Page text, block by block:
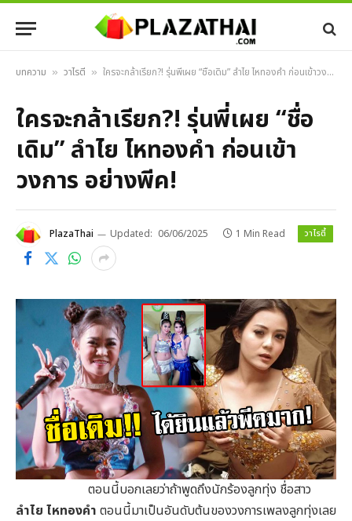
บทความ » วาไรตี้ » ใครจะกล้าเรียก?! รุ่นพี่เผย “ชื่อเดิม” ลำไย ไหทองคำ ก่อนเข้าวงการ อย่างพีค!
ใครจะกล้าเรียก?! รุ่นพี่เผย “ชื่อ
เดิม” ลำไย ไหทองคำ ก่อนเข้า
วงการ อย่างพีค!
PlazaThai Updated: 06/06/2025 1 Min Read วาไรตี้
ตอนนี้บอกเลยว่าถ้าพูดถึงนักร้องลูกทุ่ง ชื่อสาว
ลำไย ไหทองคำ ตอนนี้มาเป็นอันดับต้นของวงการเพลงลูกทุ่งเลย